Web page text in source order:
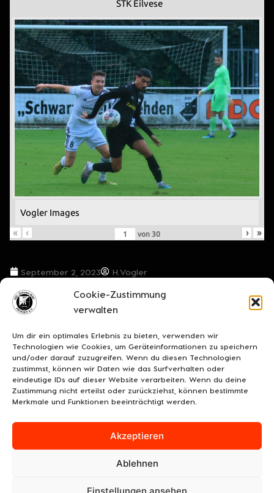
Cookie-Zustimmung
verwalten
Um dir ein optimales Erlebnis zu bieten, verwenden wir
Technologien wie Cookies, um Geräteinformationen zu speichern
und/oder darauf zuzugreifen. Wenn du diesen Technologien
zustimmst, können wir Daten wie das Surfverhalten oder
eindeutige IDs auf dieser Website verarbeiten. Wenn du deine
Zustimmung nicht erteilst oder zurückziehst, können bestimmte
Merkmale und Funktionen beeinträchtigt werden.
Akzeptieren
Ablehnen
Einstellungen ansehen
STK Eilvese
Vogler Images
«
‹ von 30 › »
September 2, 2023 H.Vogler
VORIGER BEITRAG NÄCHSTER BEITRAG
UNSERE SPONSOREN KONTAKT